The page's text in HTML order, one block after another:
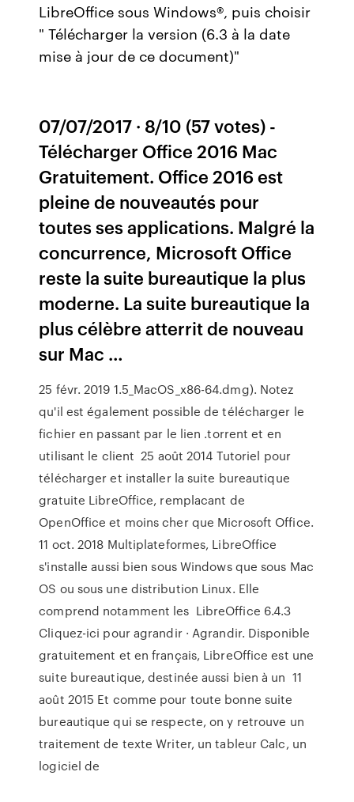
LibreOffice sous Windows®, puis choisir
" Télécharger la version (6.3 à la date
mise à jour de ce document)"
07/07/2017 · 8/10 (57 votes) -
Télécharger Office 2016 Mac
Gratuitement. Office 2016 est
pleine de nouveautés pour
toutes ses applications. Malgré la
concurrence, Microsoft Office
reste la suite bureautique la plus
moderne. La suite bureautique la
plus célèbre atterrit de nouveau
sur Mac …
25 févr. 2019 1.5_MacOS_x86-64.dmg). Notez
qu'il est également possible de télécharger le
fichier en passant par le lien .torrent et en
utilisant le client 25 août 2014 Tutoriel pour
télécharger et installer la suite bureautique
gratuite LibreOffice, remplacant de
OpenOffice et moins cher que Microsoft Office.
11 oct. 2018 Multiplateformes, LibreOffice
s'installe aussi bien sous Windows que sous Mac
OS ou sous une distribution Linux. Elle
comprend notamment les LibreOffice 6.4.3
Cliquez-ici pour agrandir · Agrandir. Disponible
gratuitement et en français, LibreOffice est une
suite bureautique, destinée aussi bien à un 11
août 2015 Et comme pour toute bonne suite
bureautique qui se respecte, on y retrouve un
traitement de texte Writer, un tableur Calc, un
logiciel de